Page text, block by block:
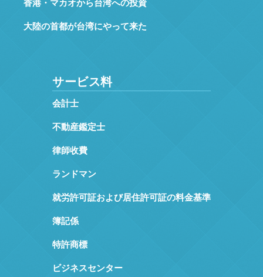
大陸の首都が台湾にやって来た
サービス料
会計士
不動産鑑定士
律師收費
ランドマン
就労許可証および居住許可証の料金基準
簿記係
特許商標
ビジネスセンター